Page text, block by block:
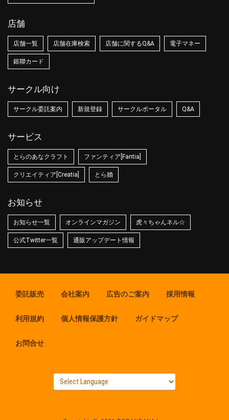
店舗
店舗一覧 店舗在庫検索 店舗に関するQ&A 電子マネー
銀聯カード
サークル向け
サークル委託案内 新規登録 サークルポータル Q&A
サービス
とらのあなクラフト ファンティア[Fantia]
クリエイティア[Creatia] とら婚
お知らせ
お知らせ一覧 オンラインマガジン 虎々ちゃんネル☆
公式Twitter一覧 通販アップデート情報
委託販売 会社案内 広告のご案内 採用情報
利用規約 個人情報保護方針 ガイドマップ
お問合せ